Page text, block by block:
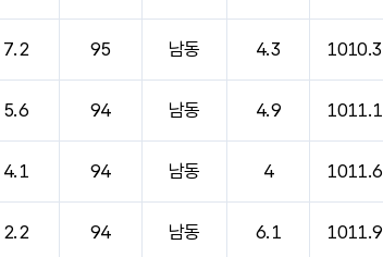
7.2 95 남동 4.3 1010.3
5.6 94 남동 4.9 1011.1
4.1 94 남동 4 1011.6
2.2 94 남동 6.1 1011.9